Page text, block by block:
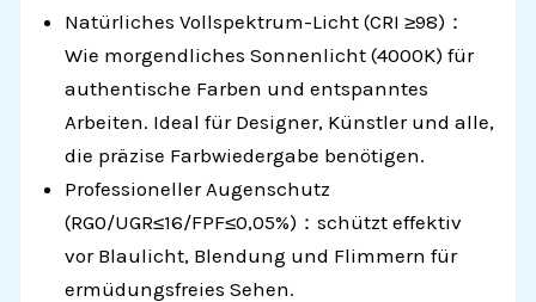
Natürliches Vollspektrum-Licht (CRI ≥98)：
Wie morgendliches Sonnenlicht (4000K) für
authentische Farben und entspanntes
Arbeiten. Ideal für Designer, Künstler und alle,
die präzise Farbwiedergabe benötigen.
Professioneller Augenschutz
(RG0/UGR≤16/FPF≤0,05%)：schützt effektiv
vor Blaulicht, Blendung und Flimmern für
ermüdungsfreies Sehen.